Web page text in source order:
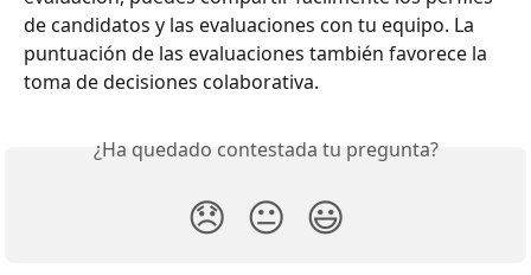
de candidatos y las evaluaciones con tu equipo. La
puntuación de las evaluaciones también favorece la
toma de decisiones colaborativa.
¿Ha quedado contestada tu pregunta?
😞 😐 😃